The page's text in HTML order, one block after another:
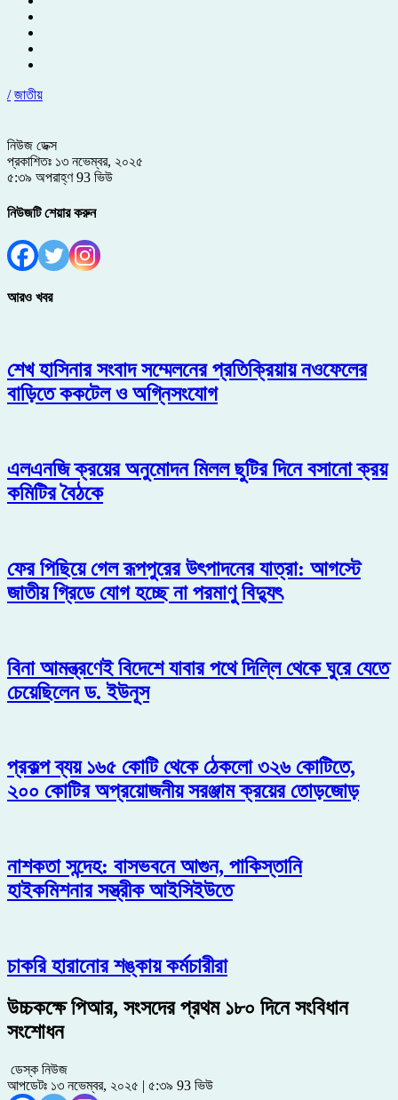
/ জাতীয়
নিউজ ডেক্স
প্রকাশিতঃ ১৩ নভেম্বর, ২০২৫
৫:৩৯ অপরাহ্ণ 93 ভিউ
নিউজটি শেয়ার করুন
আরও খবর
শেখ হাসিনার সংবাদ সম্মেলনের প্রতিক্রিয়ায় নওফেলের
বাড়িতে ককটেল ও অগ্নিসংযোগ
এলএনজি ক্রয়ের অনুমোদন মিলল ছুটির দিনে বসানো ক্রয়
কমিটির বৈঠকে
ফের পিছিয়ে গেল রূপপুরের উৎপাদনের যাত্রা: আগস্টে
জাতীয় গ্রিডে যোগ হচ্ছে না পরমাণু বিদ্যুৎ
বিনা আমন্ত্রণেই বিদেশে যাবার পথে দিল্লি থেকে ঘুরে যেতে
চেয়েছিলেন ড. ইউনূস
প্রকল্প ব্যয় ১৬৫ কোটি থেকে ঠেকলো ৩২৬ কোটিতে,
২০০ কোটির অপ্রয়োজনীয় সরঞ্জাম ক্রয়ের তোড়জোড়
নাশকতা সন্দেহ: বাসভবনে আগুন, পাকিস্তানি
হাইকমিশনার সস্ত্রীক আইসিইউতে
চাকরি হারানোর শঙ্কায় কর্মচারীরা
উচ্চকক্ষে পিআর, সংসদের প্রথম ১৮০ দিনে সংবিধান
সংশোধন
ডেস্ক নিউজ
আপডেটঃ ১৩ নভেম্বর, ২০২৫ | ৫:৩৯ 93 ভিউ